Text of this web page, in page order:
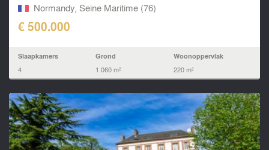
Normandy, Seine Maritime (76)
€ 500.000
Slaapkamers
4
Grond
1.060 m²
Woonoppervlak
220 m²